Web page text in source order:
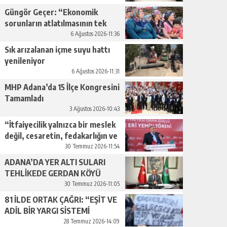
Güngör Geçer: “Ekonomik
sorunların atlatılmasının tek
yolu üretimi artırmaktan
geçiyor.”
6 Ağustos 2026-11:36
Sık arızalanan içme suyu hattı
yenileniyor
6 Ağustos 2026-11:31
MHP Adana’da 15 İlçe Kongresini
Tamamladı
3 Ağustos 2026-10:43
“İtfaiyecilik yalnızca bir meslek
değil, cesaretin, fedakarlığın ve
insan sevgisinin en güçlü
temsilidir.”
30 Temmuz 2026-11:54
ADANA’DA YER ALTI SULARI
TEHLİKEDE GERDAN KÖYÜ
SANAYİ SUYU CENDERESİNDE
30 Temmuz 2026-11:05
81 İLDE ORTAK ÇAĞRI: “EŞİT VE
ADİL BİR YARGI SİSTEMİ
28 Temmuz 2026-14:09